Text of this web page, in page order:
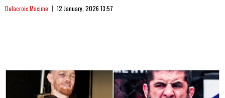
Delacroix Maxime 12 January, 2026 13:57